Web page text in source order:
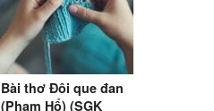
Bài thơ Đôi que đan
(Phạm Hổ) (SGK